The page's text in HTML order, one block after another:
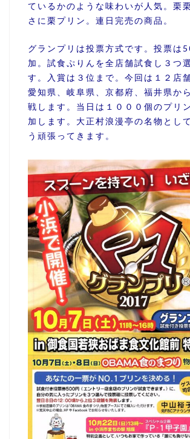
ているかのような味わいが人気。栗
さに栗プリン。連日完売の商品。
グランプリは投票方式です。投票は
加。試食ぷりんを全店舗試食し３つ
す。入賞は３位まで。今回は１２店
愛知県、岐阜県、京都府、福井県か
戦します。当日は１０００個のプリ
加します。大正村浪漫亭の名物とし
う頑張ってきます。